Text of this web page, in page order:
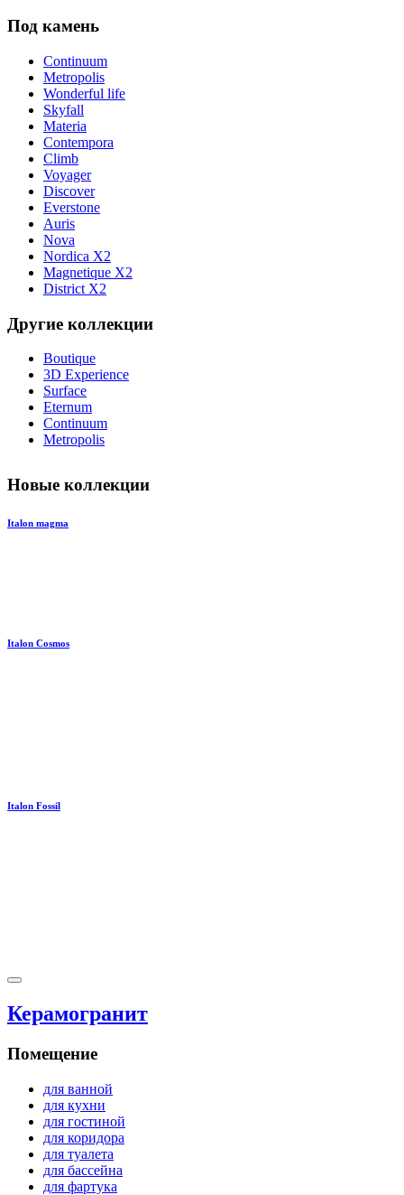
Под камень
Continuum
Metropolis
Wonderful life
Skyfall
Materia
Contempora
Climb
Voyager
Discover
Everstone
Auris
Nova
Nordica X2
Magnetique X2
District X2
Другие коллекции
Boutique
3D Experience
Surface
Eternum
Continuum
Metropolis
Новые коллекции
Italon magma
Italon Cosmos
Italon Fossil
Керамогранит
Помещение
для ванной
для кухни
для гостиной
для коридора
для туалета
для бассейна
для фартука